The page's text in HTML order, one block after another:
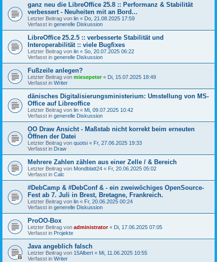
ganz neu die LibreOffice 25.8 :: Performanz & Stabilität
verbessert - Neuheiten mit an Bord...
Letzter Beitrag von lin « Do, 21.08.2025 17:59
Verfasst in generelle Diskussion
LibreOffice 25.2.5 :: verbesserte Stabilität und
Interoperabilität :: viele Bugfixes
Letzter Beitrag von lin « So, 20.07.2025 06:22
Verfasst in generelle Diskussion
Fußzeile anlegen?
Letzter Beitrag von miesepeter« Di, 15.07.2025 18:49
Verfasst in Writer
dänisches Digitalisierungsministerium: Umstellung von MS-
Office auf Libreoffice
Letzter Beitrag von lin « Mi, 09.07.2025 10:42
Verfasst in generelle Diskussion
OO Draw Ansicht - Maßstab nicht korrekt beim erneuten
Öffnen der Datei
Letzter Beitrag von quotsi « Fr, 27.06.2025 19:33
Verfasst in Draw
Mehrere Zahlen zählen aus einer Zelle / & Bereich
Letzter Beitrag von Mondblatt24 « Fr, 20.06.2025 05:02
Verfasst in Calc
#DebCamp & #DebConf & - ein zweiwöchiges OpenSource-
Fest ab 7. Juli in Brest, Bretagne, Frankreich.
Letzter Beitrag von lin « Fr, 20.06.2025 00:24
Verfasst in generelle Diskussion
ProOO-Box
Letzter Beitrag von administrator« Di, 17.06.2025 07:05
Verfasst in Projekte
Java angeblich falsch
Letzter Beitrag von 15Albert « Mi, 11.06.2025 10:55
Verfasst in Writer